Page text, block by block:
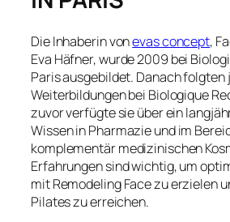
Die Inhaberin vonevas concept,
Eva Häfner, wurde 2009 bei
Paris ausgebildet. Danach folgten
Weiterbildungen bei Biologique
zuvor verfügte sie über ein
Wissen in Pharmazie und im
komplementär medizinischen
Erfahrungen sind wichtig, um
mit Remodeling Face zu erzielen
Pilates zu erreichen.